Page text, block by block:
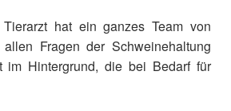
Tierarzt hat ein ganzes Team von
Fragen der Schweinehaltung
im Hintergrund, die bei Bedarf für